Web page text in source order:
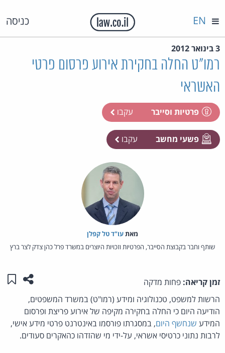
כניסה EN
3 בינואר 2012
רמו"ט החלה בחקירת אירוע פרסום פרטי
האשראי
פרטיות וסייבר עקבו
פשעי מחשב עקבו
מאת‏עו"ד טל קפלן
שותף וחבר בקבוצת הסייבר, הפרטיות וזכויות היוצרים במשרד פרל כהן צדק לצר ברץ
זמן קריאה: פחות מדקה שתפו
הרשות למשפט, טכנולוגיה ומידע (רמו"ט) במשרד המשפטים,
הודיעה היום כי החלה בחקירה מקיפה של אירוע פריצת ופרסום
המידע שנחשף היום, במסגרתו פורסמו באינטרנט פרטי מידע אישי,
לרבות נתוני כרטיסי אשראי, על-ידי מי שהזדהו כהאקרים סעודים.